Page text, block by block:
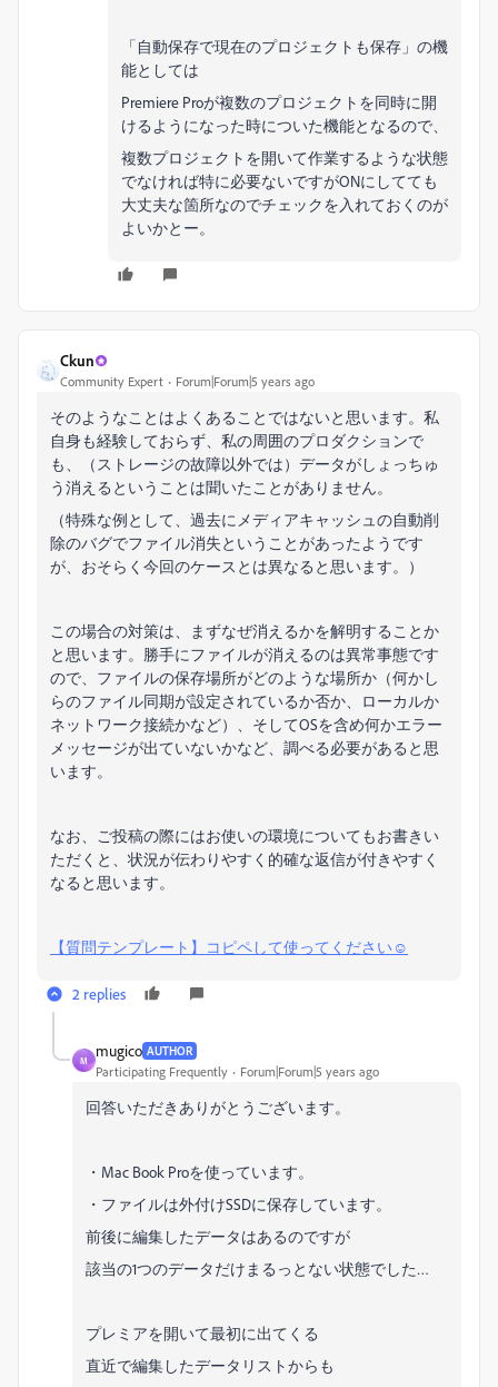
「自動保存で現在のプロジェクトも保存」の機
能としては
Premiere Proが複数のプロジェクトを同時に開
けるようになった時についた機能となるので、
複数プロジェクトを開いて作業するような状態
でなければ特に必要ないですがONにしてても
大丈夫な箇所なのでチェックを入れておくのが
よいかとー。
Ckun
Community Expert Forum|Forum|5 years ago
そのようなことはよくあることではないと思います。私
自身も経験しておらず、私の周囲のプロダクションで
も、（ストレージの故障以外では）データがしょっちゅ
う消えるということは聞いたことがありません。
（特殊な例として、過去にメディアキャッシュの自動削
除のバグでファイル消失ということがあったようです
が、おそらく今回のケースとは異なると思います。）
この場合の対策は、まずなぜ消えるかを解明することか
と思います。勝手にファイルが消えるのは異常事態です
ので、ファイルの保存場所がどのような場所か（何かし
らのファイル同期が設定されているか否か、ローカルか
ネットワーク接続かなど）、そしてOSを含め何かエラー
メッセージが出ていないかなど、調べる必要があると思
います。
なお、ご投稿の際にはお使いの環境についてもお書きい
ただくと、状況が伝わりやすく的確な返信が付きやすく
なると思います。
【質問テンプレート】コピペして使ってください☺︎
2 replies
M
mugico AUTHOR
Participating Frequently Forum|Forum|5 years ago
回答いただきありがとうございます。
・Mac Book Proを使っています。
・ファイルは外付けSSDに保存しています。
前後に編集したデータはあるのですが
該当の1つのデータだけまるっとない状態でした…
プレミアを開いて最初に出てくる
直近で編集したデータリストからも